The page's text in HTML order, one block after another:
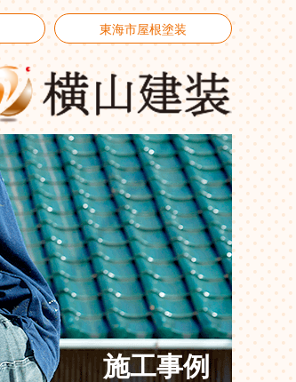
東海市屋根塗装
施工事例